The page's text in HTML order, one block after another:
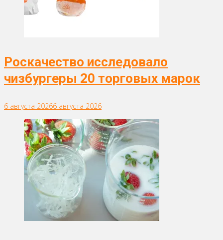
Роскачество исследовало
чизбургеры 20 торговых марок
6 августа 20266 августа 2026